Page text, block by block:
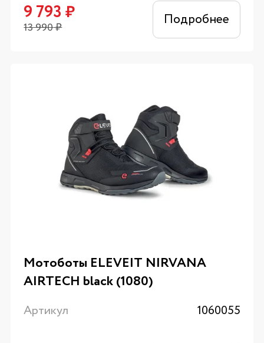
9 793 ₽
13 990₽ Подробнее
Мотоботы ELEVEIT NIRVANA
AIRTECH black (1080)
Артикул 1060055